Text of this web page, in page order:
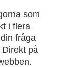
som
i flera
fråga
Direkt på